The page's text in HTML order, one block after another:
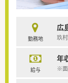
勤務地
広
玖
給与
年
※面